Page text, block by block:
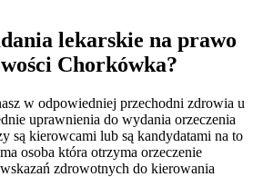
lekarskie na prawo
Chorkówka?
w odpowiedniej przechodni zdrowia u
uprawnienia do wydania orzeczenia
są kierowcami lub są kandydatami na to
osoba która otrzyma orzeczenie
zdrowotnych do kierowania